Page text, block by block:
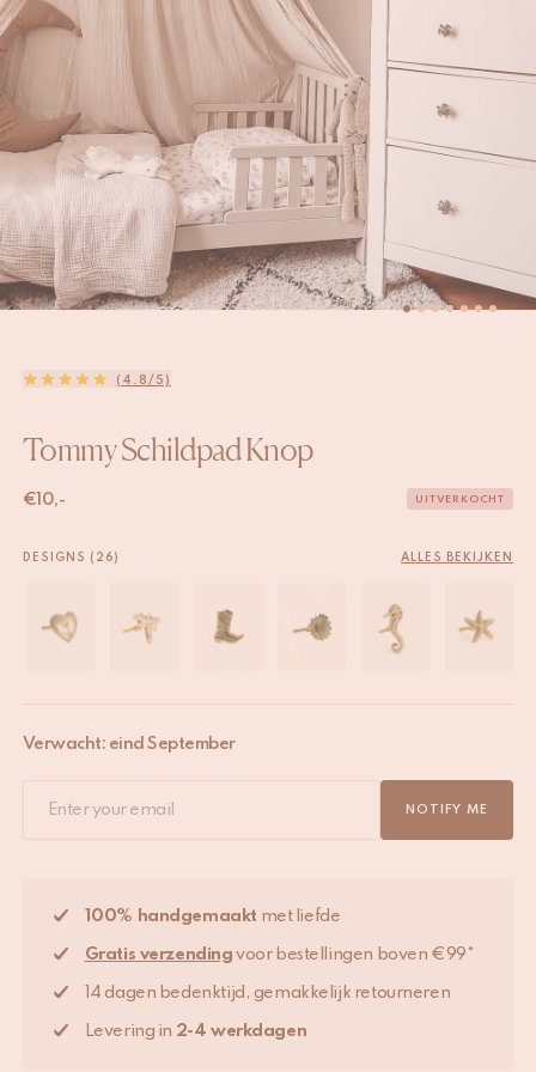
(4.8/5)
Tommy Schildpad Knop
€ 10,- UITVERKOCHT
DESIGNS (26) ALLES BEKIJKEN
Verwacht: eind September
NOTIFY ME
100% handgemaakt met liefde
Gratis verzending voor bestellingen boven €99*
14 dagen bedenktijd, gemakkelijk retourneren
Levering in 2-4 werkdagen